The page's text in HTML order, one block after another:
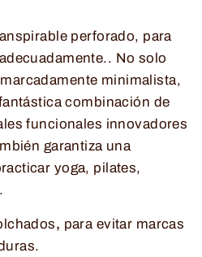
perforado, para
No solo
minimalista,
combinación de
funcionales innovadores
garantiza una
yoga, pilates,
, para evitar marcas